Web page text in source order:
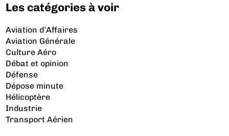
Les catégories à voir
Aviation d’Affaires
Aviation Générale
Culture Aéro
Débat et opinion
Défense
Dépose minute
Hélicoptère
Industrie
Transport Aérien